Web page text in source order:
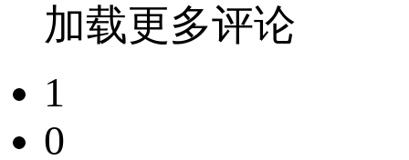
加载更多评论
1
0